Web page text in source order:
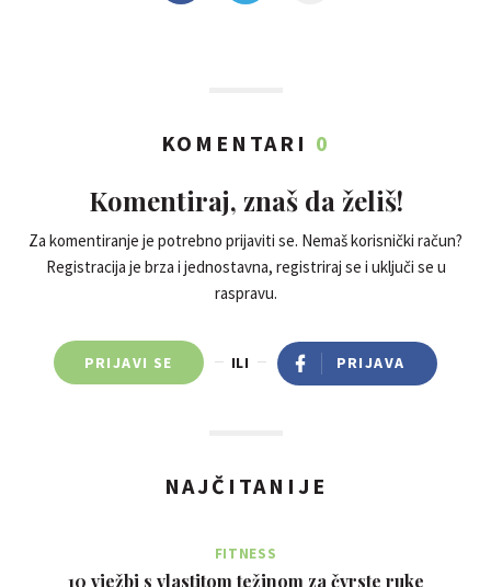
KOMENTARI 0
Komentiraj, znaš da želiš!
Za komentiranje je potrebno prijaviti se. Nemaš korisnički račun?
Registracija je brza i jednostavna, registriraj se i uključi se u
raspravu.
PRIJAVI SE ILI PRIJAVA
NAJČITANIJE
FITNESS
10 vježbi s vlastitom težinom za čvrste ruke